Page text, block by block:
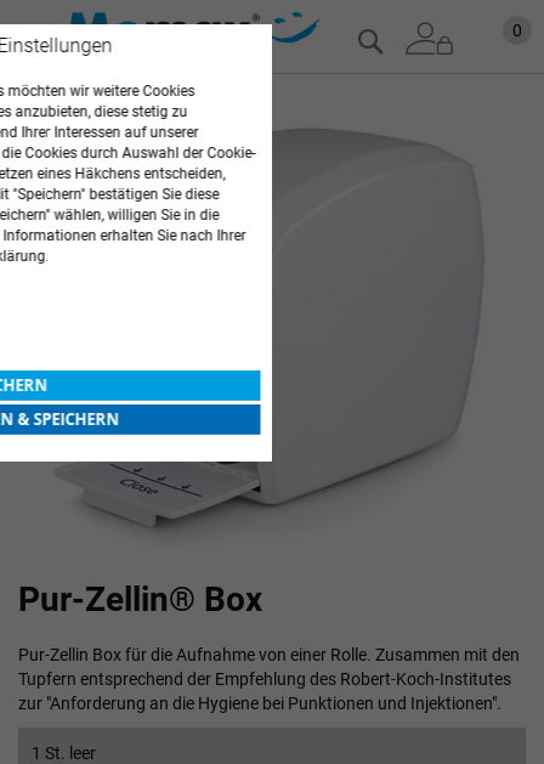
Zum
Inhalt
0
Suche
Pur-Zellin® Box
Pur-Zellin Box für die Aufnahme von einer Rolle. Zusammen mit den
Tupfern entsprechend der Empfehlung des Robert-Koch-Institutes
zur "Anforderung an die Hygiene bei Punktionen und Injektionen".
1 St. leer
Zum
Ende
der
Bildgalerie
springen
Anfang
der
springen
möchten wir weitere Cookies
anzubieten, diese stetig zu
Ihrer Interessen auf unserer
Cookies durch Auswahl der Cookie-
eines Häkchens entscheiden,
"Speichern" bestätigen Sie diese
wählen, willigen Sie in die
erhalten Sie nach Ihrer
& SPEICHERN